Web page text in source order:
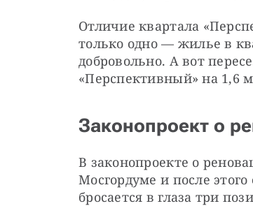
Отличие квартала
только одно — жилье в
добровольно. А вот
«Перспективный» на 1,6
Законопроект о
В законопроекте о
Мосгордуме и после
бросается в глаза три